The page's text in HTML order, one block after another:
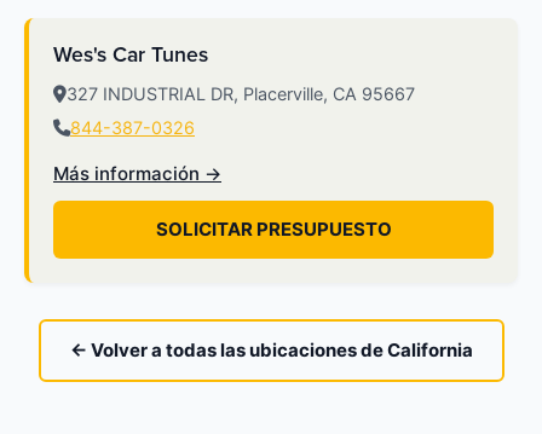
Wes's Car Tunes
327 INDUSTRIAL DR, Placerville, CA 95667
844-387-0326
Más información →
SOLICITAR PRESUPUESTO
← Volver a todas las ubicaciones de California